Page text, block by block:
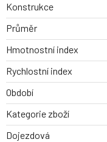
Konstrukce
Průměr
Hmotnostní index
Rychlostní index
Období
Kategorie zboží
Dojezdová